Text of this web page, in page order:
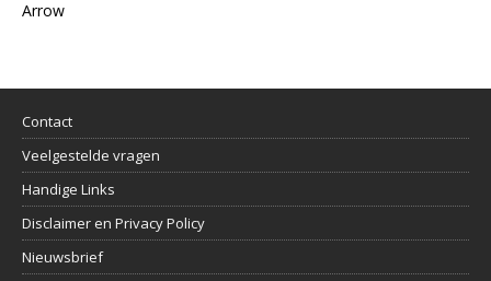
Arrow
Contact
Veelgestelde vragen
Handige Links
Disclaimer en Privacy Policy
Nieuwsbrief